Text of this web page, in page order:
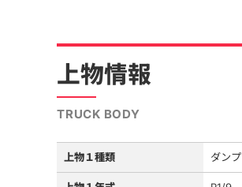
上物情報
TRUCK BODY
上物１種類 ダンプ